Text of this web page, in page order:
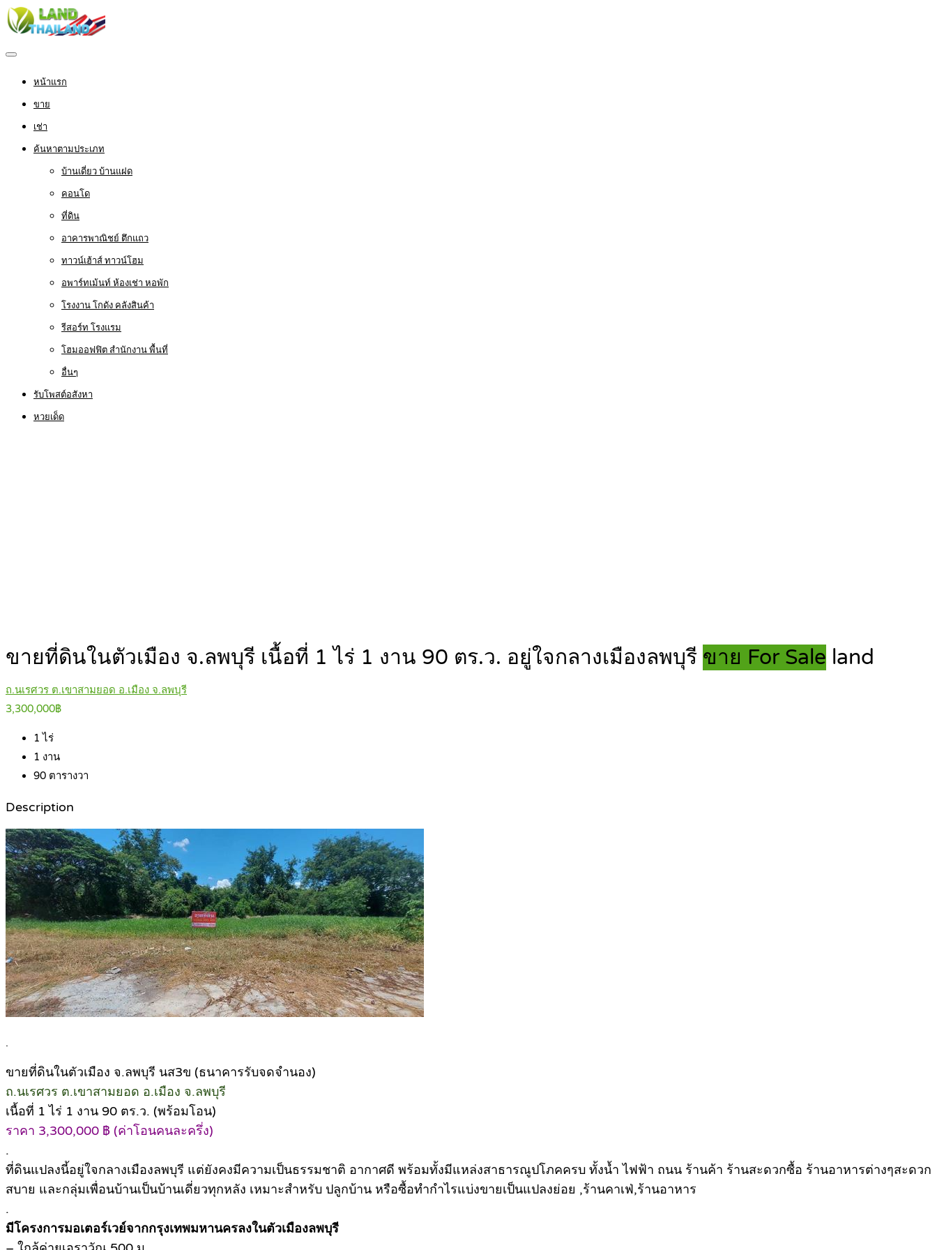
หน้าแรก
ขาย
เช่า
ค้นหาตามประเภท
บ้านเดี่ยว บ้านแฝด
คอนโด
ที่ดิน
อาคารพาณิชย์ ตึกแถว
ทาวน์เฮ้าส์ ทาวน์โฮม
อพาร์ทเม้นท์ ห้องเช่า หอพัก
โรงงาน โกดัง คลังสินค้า
รีสอร์ท โรงแรม
โฮมออฟฟิต สำนักงาน พื้นที่
อื่นๆ
รับโพสต์อสังหา
หวยเด็ด
ขายที่ดินในตัวเมือง จ.ลพบุรี เนื้อที่ 1 ไร่ 1 งาน 90 ตร.ว. อยู่ใจกลางเมืองลพบุรี ขาย For Sale land
ถ.นเรศวร ต.เขาสามยอด อ.เมือง จ.ลพบุรี
3,300,000฿
1 ไร่
1 งาน
90 ตารางวา
Description
.
ขายที่ดินในตัวเมือง จ.ลพบุรี นส3ข (ธนาคารรับจดจำนอง)
ถ.นเรศวร ต.เขาสามยอด อ.เมือง จ.ลพบุรี
เนื้อที่ 1 ไร่ 1 งาน 90 ตร.ว. (พร้อมโอน)
ราคา 3,300,000 ฿ (ค่าโอนคนละครึ่ง)
.
ที่ดินแปลงนี้อยู่ใจกลางเมืองลพบุรี แต่ยังคงมีความเป็นธรรมชาติ อากาศดี พร้อมทั้งมีแหล่งสาธารณูปโภคครบ ทั้งน้ำ ไฟฟ้า ถนน ร้านค้า ร้านสะดวกซื้อ ร้านอาหารต่างๆสะดวก
สบาย และกลุ่มเพื่อนบ้านเป็นบ้านเดี่ยวทุกหลัง เหมาะสำหรับ ปลูกบ้าน หรือซื้อทำกำไรแบ่งขายเป็นแปลงย่อย ,ร้านคาเฟ่,ร้านอาหาร
.
มีโครงการมอเตอร์เวย์จากกรุงเทพมหานครลงในตัวเมืองลพบุรี